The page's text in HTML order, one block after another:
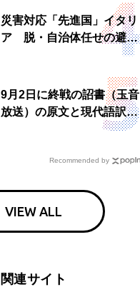
災害対応「先進国」イタリ
ア 脱・自治体任せの避難
所運営、被災者への温かい
9月2日に終戦の詔書（玉音
放送）の原文と現代語訳を
読む もう一つの「終戦の
Recommended by
VIEW ALL
関連サイト